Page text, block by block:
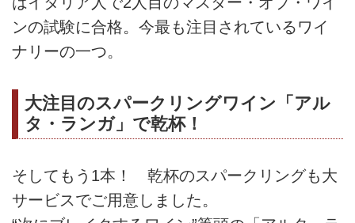
ンの試験に合格。今最も注目されているワイ
ナリーの一つ。
大注目のスパークリングワイン「アル
タ・ランガ」で乾杯！
そしてもう1本！ 乾杯のスパークリングも大
サービスでご用意しました。